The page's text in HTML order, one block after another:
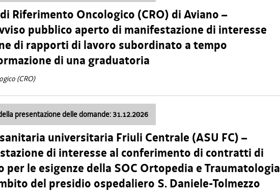
Riferimento Oncologico (CRO) di Aviano –
pubblico aperto di manifestazione di interesse
di rapporti di lavoro subordinato a tempo
di una graduatoria
(CRO)
presentazione delle domande: 31.12.2026
universitaria Friuli Centrale (ASU FC) –
di interesse al conferimento di contratti di
per le esigenze della SOC Ortopedia e Traumatologia
del presidio ospedaliero S. Daniele-Tolmezzo